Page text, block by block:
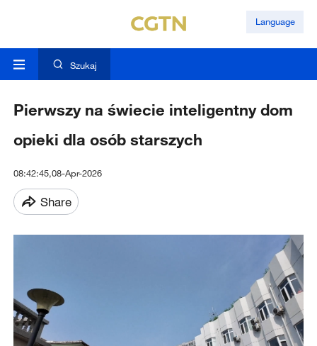
Language
Szukaj
Pierwszy na świecie inteligentny dom
opieki dla osób starszych
08:42:45,08-Apr-2026
Share